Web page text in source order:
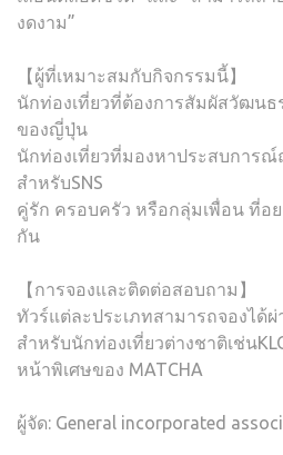
งดงาม”
【ผู้ที่เหมาะสมกับกิจกรรมนี้】
นักท่องเที่ยวที่ต้องการสัมผัสวัฒนธร
ของญี่ปุ่น
นักท่องเที่ยวที่มองหาประสบการณ์
สำหรับSNS
คู่รัก ครอบครัว หรือกลุ่มเพื่อน ที่อ
กัน
【การจองและติดต่อสอบถาม】
ทัวร์แต่ละประเภทสามารถจองได้ผ่
สำหรับนักท่องเที่ยวต่างชาติเช่น
หน้าพิเศษของ MATCHA
ผู้จัด: General incorporated